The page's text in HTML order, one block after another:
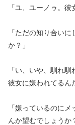
「ユ、ユーノゥ。彼
「ただの知り合い
か？」
「い、いや、馴れ
彼女に嫌われてるん
「嫌っているのに
んか望むでしょう